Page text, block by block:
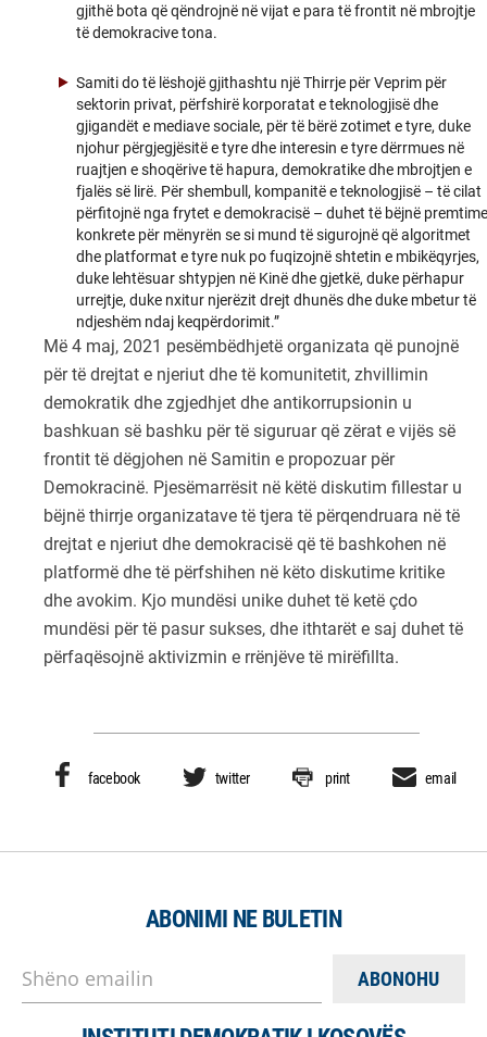
gjithë bota që qëndrojnë në vijat e para të frontit në mbrojtje
të demokracive tona.
Samiti do të lëshojë gjithashtu një Thirrje për Veprim për
sektorin privat, përfshirë korporatat e teknologjisë dhe
gjigandët e mediave sociale, për të bërë zotimet e tyre, duke
njohur përgjegjësitë e tyre dhe interesin e tyre dërrmues në
ruajtjen e shoqërive të hapura, demokratike dhe mbrojtjen e
fjalës së lirë. Për shembull, kompanitë e teknologjisë – të cilat
përfitojnë nga frytet e demokracisë – duhet të bëjnë premtime
konkrete për mënyrën se si mund të sigurojnë që algoritmet
dhe platformat e tyre nuk po fuqizojnë shtetin e mbikëqyrjes,
duke lehtësuar shtypjen në Kinë dhe gjetkë, duke përhapur
urrejtje, duke nxitur njerëzit drejt dhunës dhe duke mbetur të
ndjeshëm ndaj keqpërdorimit.”
Më 4 maj, 2021 pesëmbëdhjetë organizata që punojnë
për të drejtat e njeriut dhe të komunitetit, zhvillimin
demokratik dhe zgjedhjet dhe antikorrupsionin u
bashkuan së bashku për të siguruar që zërat e vijës së
frontit të dëgjohen në Samitin e propozuar për
Demokracinë. Pjesëmarrësit në këtë diskutim fillestar u
bëjnë thirrje organizatave të tjera të përqendruara në të
drejtat e njeriut dhe demokracisë që të bashkohen në
platformë dhe të përfshihen në këto diskutime kritike
dhe avokim. Kjo mundësi unike duhet të ketë çdo
mundësi për të pasur sukses, dhe ithtarët e saj duhet të
përfaqësojnë aktivizmin e rrënjëve të mirëfillta.
facebook twitter print email
ABONIMI NE BULETIN
Shëno emailin